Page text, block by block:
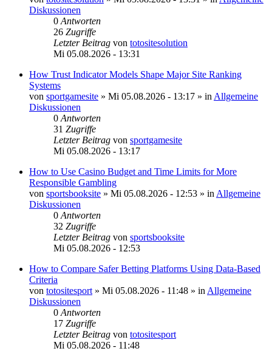
Diskussionen
0 Antworten
26 Zugriffe
Letzter Beitrag von totositesolution
Mi 05.08.2026 - 13:31
How Trust Indicator Models Shape Major Site Ranking
Systems
von sportgamesite » Mi 05.08.2026 - 13:17 » in Allgemeine
Diskussionen
0 Antworten
31 Zugriffe
Letzter Beitrag von sportgamesite
Mi 05.08.2026 - 13:17
How to Use Casino Budget and Time Limits for More
Responsible Gambling
von sportsbooksite » Mi 05.08.2026 - 12:53 » in Allgemeine
Diskussionen
0 Antworten
32 Zugriffe
Letzter Beitrag von sportsbooksite
Mi 05.08.2026 - 12:53
How to Compare Safer Betting Platforms Using Data-Based
Criteria
von totositesport » Mi 05.08.2026 - 11:48 » in Allgemeine
Diskussionen
0 Antworten
17 Zugriffe
Letzter Beitrag von totositesport
Mi 05.08.2026 - 11:48